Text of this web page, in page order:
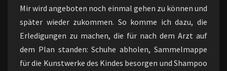
Mir wird angeboten noch einmal gehen zu können und
später wieder zukommen. So komme ich dazu, die
Erledigungen zu machen, die für nach dem Arzt auf
dem Plan standen: Schuhe abholen, Sammelmappe
für die Kunstwerke des Kindes besorgen und Shampoo